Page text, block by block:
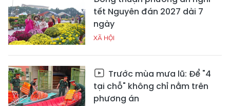
tết Nguyên đán 2027 dài 7
ngày
XÃ HỘI
Trước mùa mưa lũ: Để "4
tại chỗ" không chỉ nằm trên
phương án